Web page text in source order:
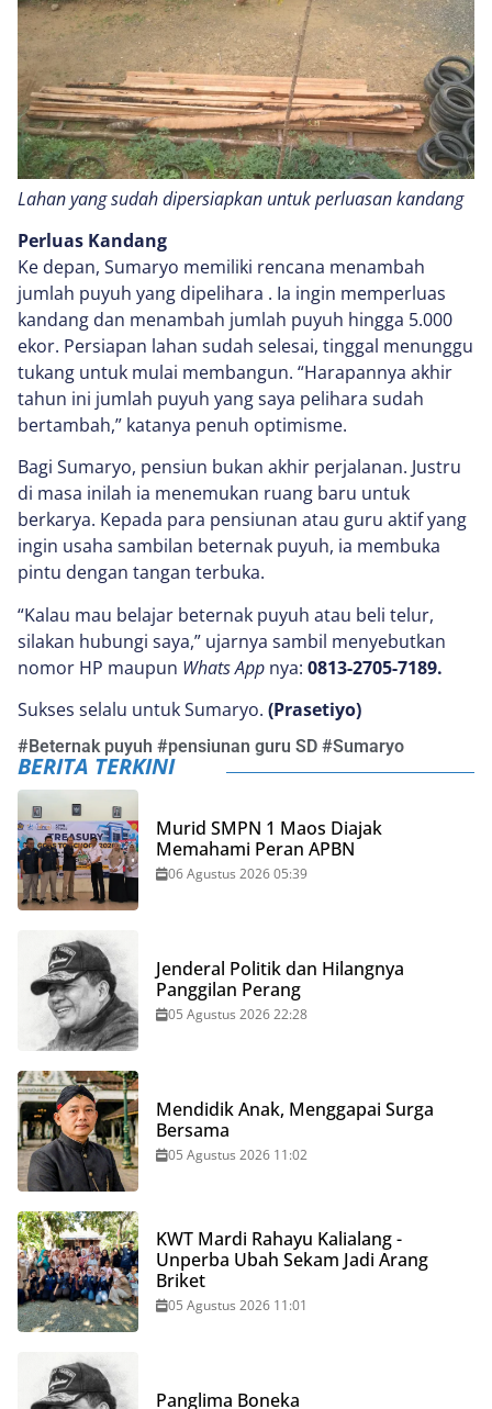
Lahan yang sudah dipersiapkan untuk perluasan kandang
Perluas Kandang
Ke depan, Sumaryo memiliki rencana menambah
jumlah puyuh yang dipelihara . Ia ingin memperluas
kandang dan menambah jumlah puyuh hingga 5.000
ekor. Persiapan lahan sudah selesai, tinggal menunggu
tukang untuk mulai membangun. “Harapannya akhir
tahun ini jumlah puyuh yang saya pelihara sudah
bertambah,” katanya penuh optimisme.
Bagi Sumaryo, pensiun bukan akhir perjalanan. Justru
di masa inilah ia menemukan ruang baru untuk
berkarya. Kepada para pensiunan atau guru aktif yang
ingin usaha sambilan beternak puyuh, ia membuka
pintu dengan tangan terbuka.
“Kalau mau belajar beternak puyuh atau beli telur,
silakan hubungi saya,” ujarnya sambil menyebutkan
nomor HP maupun Whats App nya: 0813-2705-7189.
Sukses selalu untuk Sumaryo. (Prasetiyo)
#Beternak puyuh #pensiunan guru SD #Sumaryo
BERITA TERKINI
Murid SMPN 1 Maos Diajak
Memahami Peran APBN
06 Agustus 2026 05:39
Jenderal Politik dan Hilangnya
Panggilan Perang
05 Agustus 2026 22:28
Mendidik Anak, Menggapai Surga
Bersama
05 Agustus 2026 11:02
KWT Mardi Rahayu Kalialang -
Unperba Ubah Sekam Jadi Arang
Briket
05 Agustus 2026 11:01
Panglima Boneka